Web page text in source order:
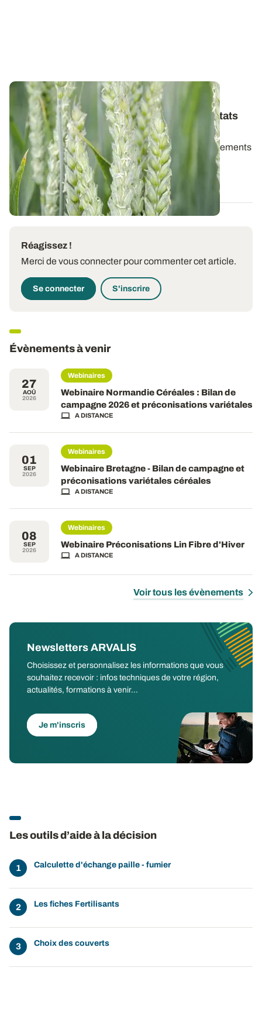
PAYS DE LA LOIRE
Variétés de blé tendre : les premiers résultats
2026
Retrouvez la synthèse des résultats variétés et traitements
de semences en blé tendre d...
06 AOÛT 2026
Réagissez !
Merci de vous connecter pour commenter cet article.
Se connecter S'inscrire
Évènements à venir
27
AOÛ
2026
Webinaires
Webinaire Normandie Céréales : Bilan de
campagne 2026 et préconisations variétales
A DISTANCE
01
SEP
2026
Webinaires
Webinaire Bretagne - Bilan de campagne et
préconisations variétales céréales
A DISTANCE
08
SEP
2026
Webinaires
Webinaire Préconisations Lin Fibre d'Hiver
A DISTANCE
Voir tous les évènements
Newsletters ARVALIS
Choisissez et personnalisez les informations que vous
souhaitez recevoir : infos techniques de votre région,
actualités, formations à venir...
Je m'inscris
Les outils d’aide à la décision
Calculette d'échange paille - fumier
Les fiches Fertilisants
Choix des couverts